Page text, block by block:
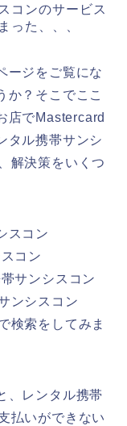
コンのサービス
った、、、
ージをご覧にな
か？そこでここ
店でMastercard
タル携帯サンシ
解決策をいくつ
スコン
コン
サンシスコン
ンシスコン
検索をしてみま
、レンタル携帯
払いができない